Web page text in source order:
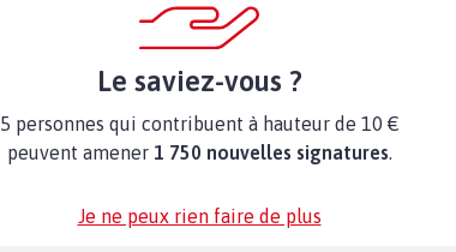
Le saviez-vous ?
5 personnes qui contribuent à hauteur de 10 €
peuvent amener 1 750 nouvelles signatures.
Je ne peux rien faire de plus